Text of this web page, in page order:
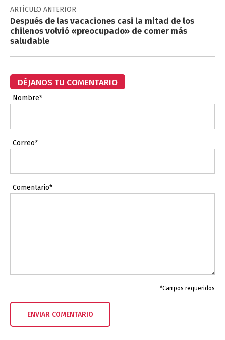
ARTÍCULO ANTERIOR
Después de las vacaciones casi la mitad de los
chilenos volvió «preocupado» de comer más
saludable
DÉJANOS TU COMENTARIO
Nombre*
Correo*
Comentario*
*Campos requeridos